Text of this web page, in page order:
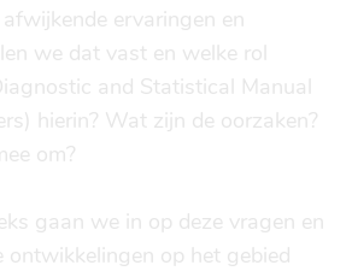
go explore
ervaringen en
we dat vast en welke rol
and Statistical Manual
hierin? Wat zijn de oorzaken?
om?
gaan we in op deze vragen en
ontwikkelingen op het gebied